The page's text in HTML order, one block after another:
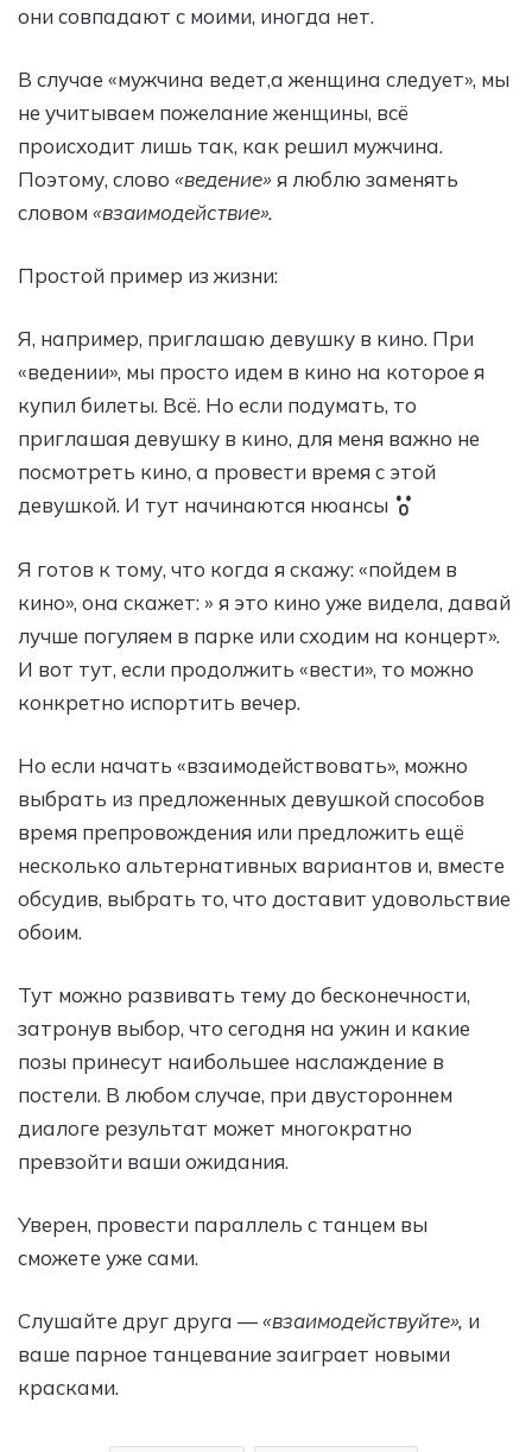
они совпадают с моими, иногда нет.
В случае «мужчина ведет,а женщина следует», мы
не учитываем пожелание женщины, всё
происходит лишь так, как решил мужчина.
Поэтому, слово «ведение» я люблю заменять
словом «взаимодействие».
Простой пример из жизни:
Я, например, приглашаю девушку в кино. При
«ведении», мы просто идем в кино на которое я
купил билеты. Всё. Но если подумать, то
приглашая девушку в кино, для меня важно не
посмотреть кино, а провести время с этой
девушкой. И тут начинаются нюансы
Я готов к тому, что когда я скажу: «пойдем в
кино», она скажет: » я это кино уже видела, давай
лучше погуляем в парке или сходим на концерт».
И вот тут, если продолжить «вести», то можно
конкретно испортить вечер.
Но если начать «взаимодействовать», можно
выбрать из предложенных девушкой способов
время препровождения или предложить ещё
несколько альтернативных вариантов и, вместе
обсудив, выбрать то, что доставит удовольствие
обоим.
Тут можно развивать тему до бесконечности,
затронув выбор, что сегодня на ужин и какие
позы принесут наибольшее наслаждение в
постели. В любом случае, при двустороннем
диалоге результат может многократно
превзойти ваши ожидания.
Уверен, провести параллель с танцем вы
сможете уже сами.
Слушайте друг друга —«взаимодействуйте», и
ваше парное танцевание заиграет новыми
красками.